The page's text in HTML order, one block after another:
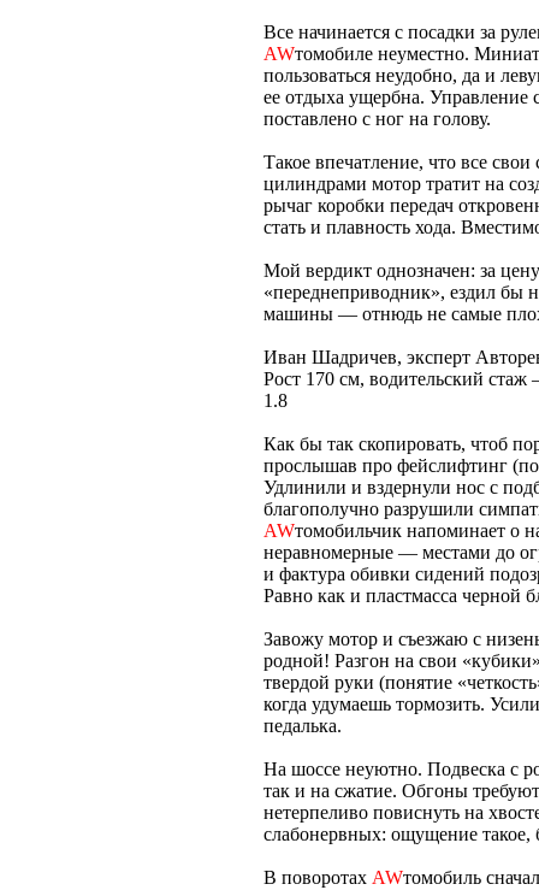
Все начинается с посадки за
AWтомобиле неуместно.
пользоваться неудобно, да и
ее отдыха ущербна.
поставлено с ног на голову.
Такое впечатление, что все
цилиндрами мотор тратит на
рычаг коробки передач
стать и плавность хода.
Мой вердикт однозначен: за
«переднеприводник», ездил бы
машины — отнюдь не самые
Иван Шадричев, эксперт
Рост 170 см, водительский стаж
1.8
Как бы так скопировать, чтоб
прослышав про фейслифтинг
Удлинили и вздернули нос с
благополучно разрушили
AWтомобильчик напоминает о
неравномерные — местами до
и фактура обивки сидений
Равно как и пластмасса черной
Завожу мотор и съезжаю с
родной! Разгон на свои
твердой руки (понятие
когда удумаешь тормозить.
педалька.
На шоссе неуютно. Подвеска с
так и на сжатие. Обгоны
нетерпеливо повиснуть на
слабонервных: ощущение такое,
В поворотах AWтомобиль